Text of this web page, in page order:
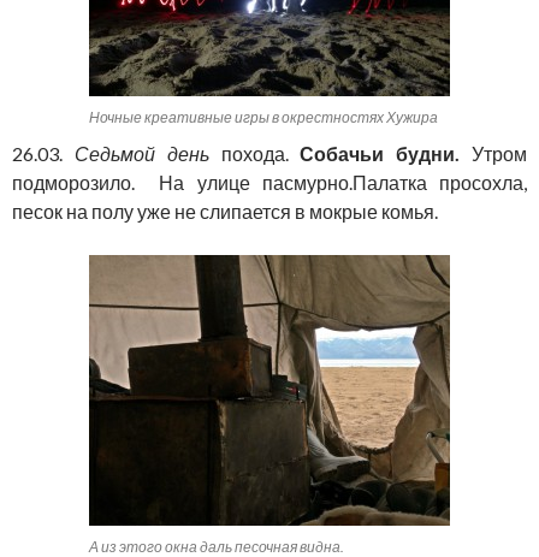
Ночные креативные игры в окрестностях Хужира
26.03. Седьмой деньпохода.Собачьи будни.Утром
подморозило. На улице пасмурно.Палатка просохла,
песок на полу уже не слипается в мокрые комья.
А из этого окна даль песочная видна.